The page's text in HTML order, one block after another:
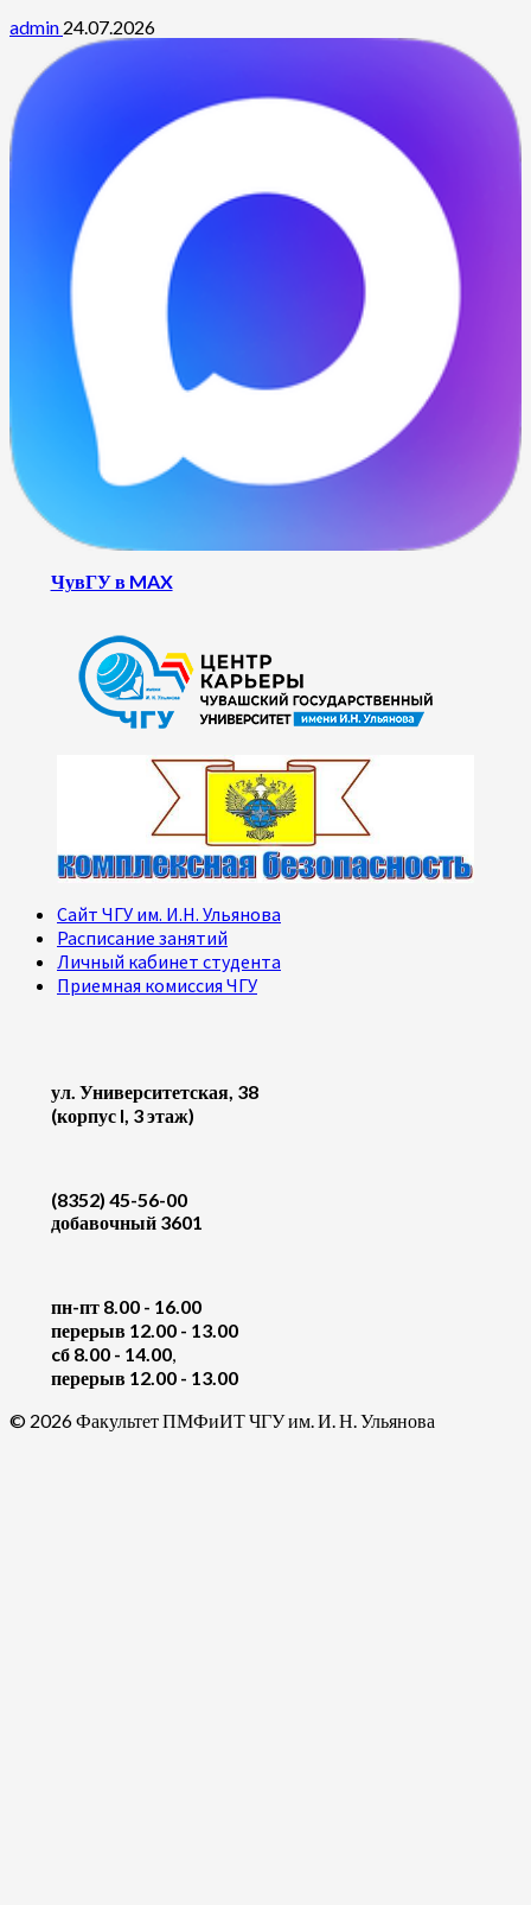
admin 24.07.2026
ЧувГУ в MAX
Сайт ЧГУ им. И.Н. Ульянова
Расписание занятий
Личный кабинет студента
Приемная комиссия ЧГУ
ул. Университетская, 38
(корпус I, 3 этаж)
(8352) 45-56-00
добавочный 3601
пн-пт 8.00 - 16.00
перерыв 12.00 - 13.00
cб 8.00 - 14.00,
перерыв 12.00 - 13.00
© 2026 Факультет ПМФиИТ ЧГУ им. И. Н. Ульянова